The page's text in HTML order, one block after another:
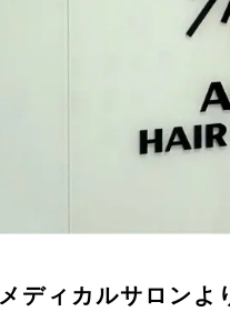
メディカルサロンよ